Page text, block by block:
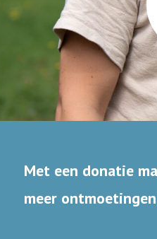
Met een donatie
meer